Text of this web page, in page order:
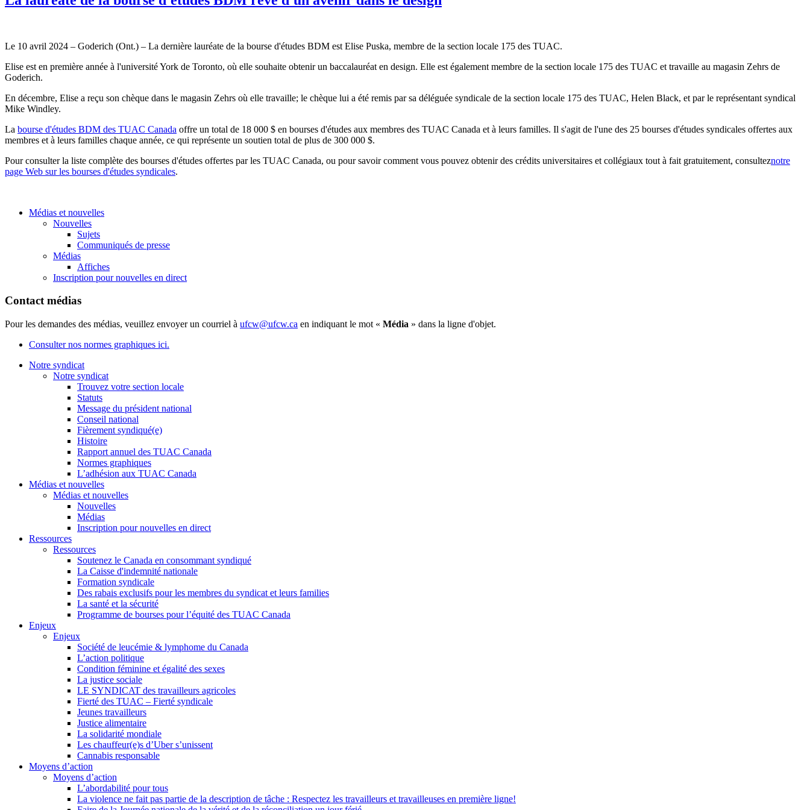
Le 10 avril 2024 – Goderich (Ont.) – La dernière lauréate de la bourse d'études BDM est Elise Puska, membre de la section locale 175 des TUAC.
Elise est en première année à l'université York de Toronto, où elle souhaite obtenir un baccalauréat en design. Elle est également membre de la section locale 175 des TUAC et travaille au magasin Zehrs de
Goderich.
En décembre, Elise a reçu son chèque dans le magasin Zehrs où elle travaille; le chèque lui a été remis par sa déléguée syndicale de la section locale 175 des TUAC, Helen Black, et par le représentant syndical
Mike Windley.
La bourse d'études BDM des TUAC Canada offre un total de 18 000 $ en bourses d'études aux membres des TUAC Canada et à leurs familles. Il s'agit de l'une des 25 bourses d'études syndicales offertes aux
membres et à leurs familles chaque année, ce qui représente un soutien total de plus de 300 000 $.
Pour consulter la liste complète des bourses d'études offertes par les TUAC Canada, ou pour savoir comment vous pouvez obtenir des crédits universitaires et collégiaux tout à fait gratuitement, consulteznotre
page Web sur les bourses d'études syndicales.
Médias et nouvelles
Nouvelles
Sujets
Communiqués de presse
Médias
Affiches
Inscription pour nouvelles en direct
Contact médias
Pour les demandes des médias, veuillez envoyer un courriel à ufcw@ufcw.ca en indiquant le mot « Média » dans la ligne d'objet.
Consulter nos normes graphiques ici.
Notre syndicat
Notre syndicat
Trouvez votre section locale
Statuts
Message du président national
Conseil national
Fièrement syndiqué(e)
Histoire
Rapport annuel des TUAC Canada
Normes graphiques
L’adhésion aux TUAC Canada
Médias et nouvelles
Médias et nouvelles
Nouvelles
Médias
Inscription pour nouvelles en direct
Ressources
Ressources
Soutenez le Canada en consommant syndiqué
La Caisse d'indemnité nationale
Formation syndicale
Des rabais exclusifs pour les membres du syndicat et leurs families
La santé et la sécurité
Programme de bourses pour l’équité des TUAC Canada
Enjeux
Enjeux
Société de leucémie & lymphome du Canada
L’action politique
Condition féminine et égalité des sexes
La justice sociale
LE SYNDICAT des travailleurs agricoles
Fierté des TUAC – Fierté syndicale
Jeunes travailleurs
Justice alimentaire
La solidarité mondiale
Les chauffeur(e)s d’Uber s’unissent
Cannabis responsable
Moyens d’action
Moyens d’action
L’abordabilité pour tous
La violence ne fait pas partie de la description de tâche : Respectez les travailleurs et travailleuses en première ligne!